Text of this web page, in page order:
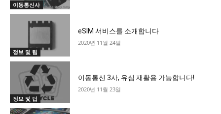
이동통신사
정보 및 팁
eSIM 서비스를 소개합니다
2020년 11월 24일
정보 및 팁
이동통신 3사, 유심 재활용 가능합니다!
2020년 11월 23일